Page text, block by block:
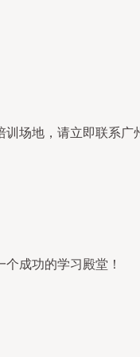
场地，请立即联系广
成功的学习殿堂！